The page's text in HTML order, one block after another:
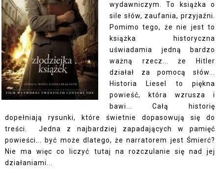
wydawniczym. To książka o
sile słów, zaufania, przyjaźni.
Pomimo tego, że nie jest to
książka historyczna
uświadamia jedną bardzo
ważną rzecz... że Hitler
działał za pomocą słów...
Historia Liesel to piękna
powieść, która wzrusza i
bawi... Całą historię
dopełniają rysunki, które świetnie dopasowują się do
treści. Jedna z najbardziej zapadających w pamięć
powieści... być może dlatego, że narratorem jest Śmierć?
Nie ma więc co liczyć tutaj na rozczulanie się nad jej
działaniami...